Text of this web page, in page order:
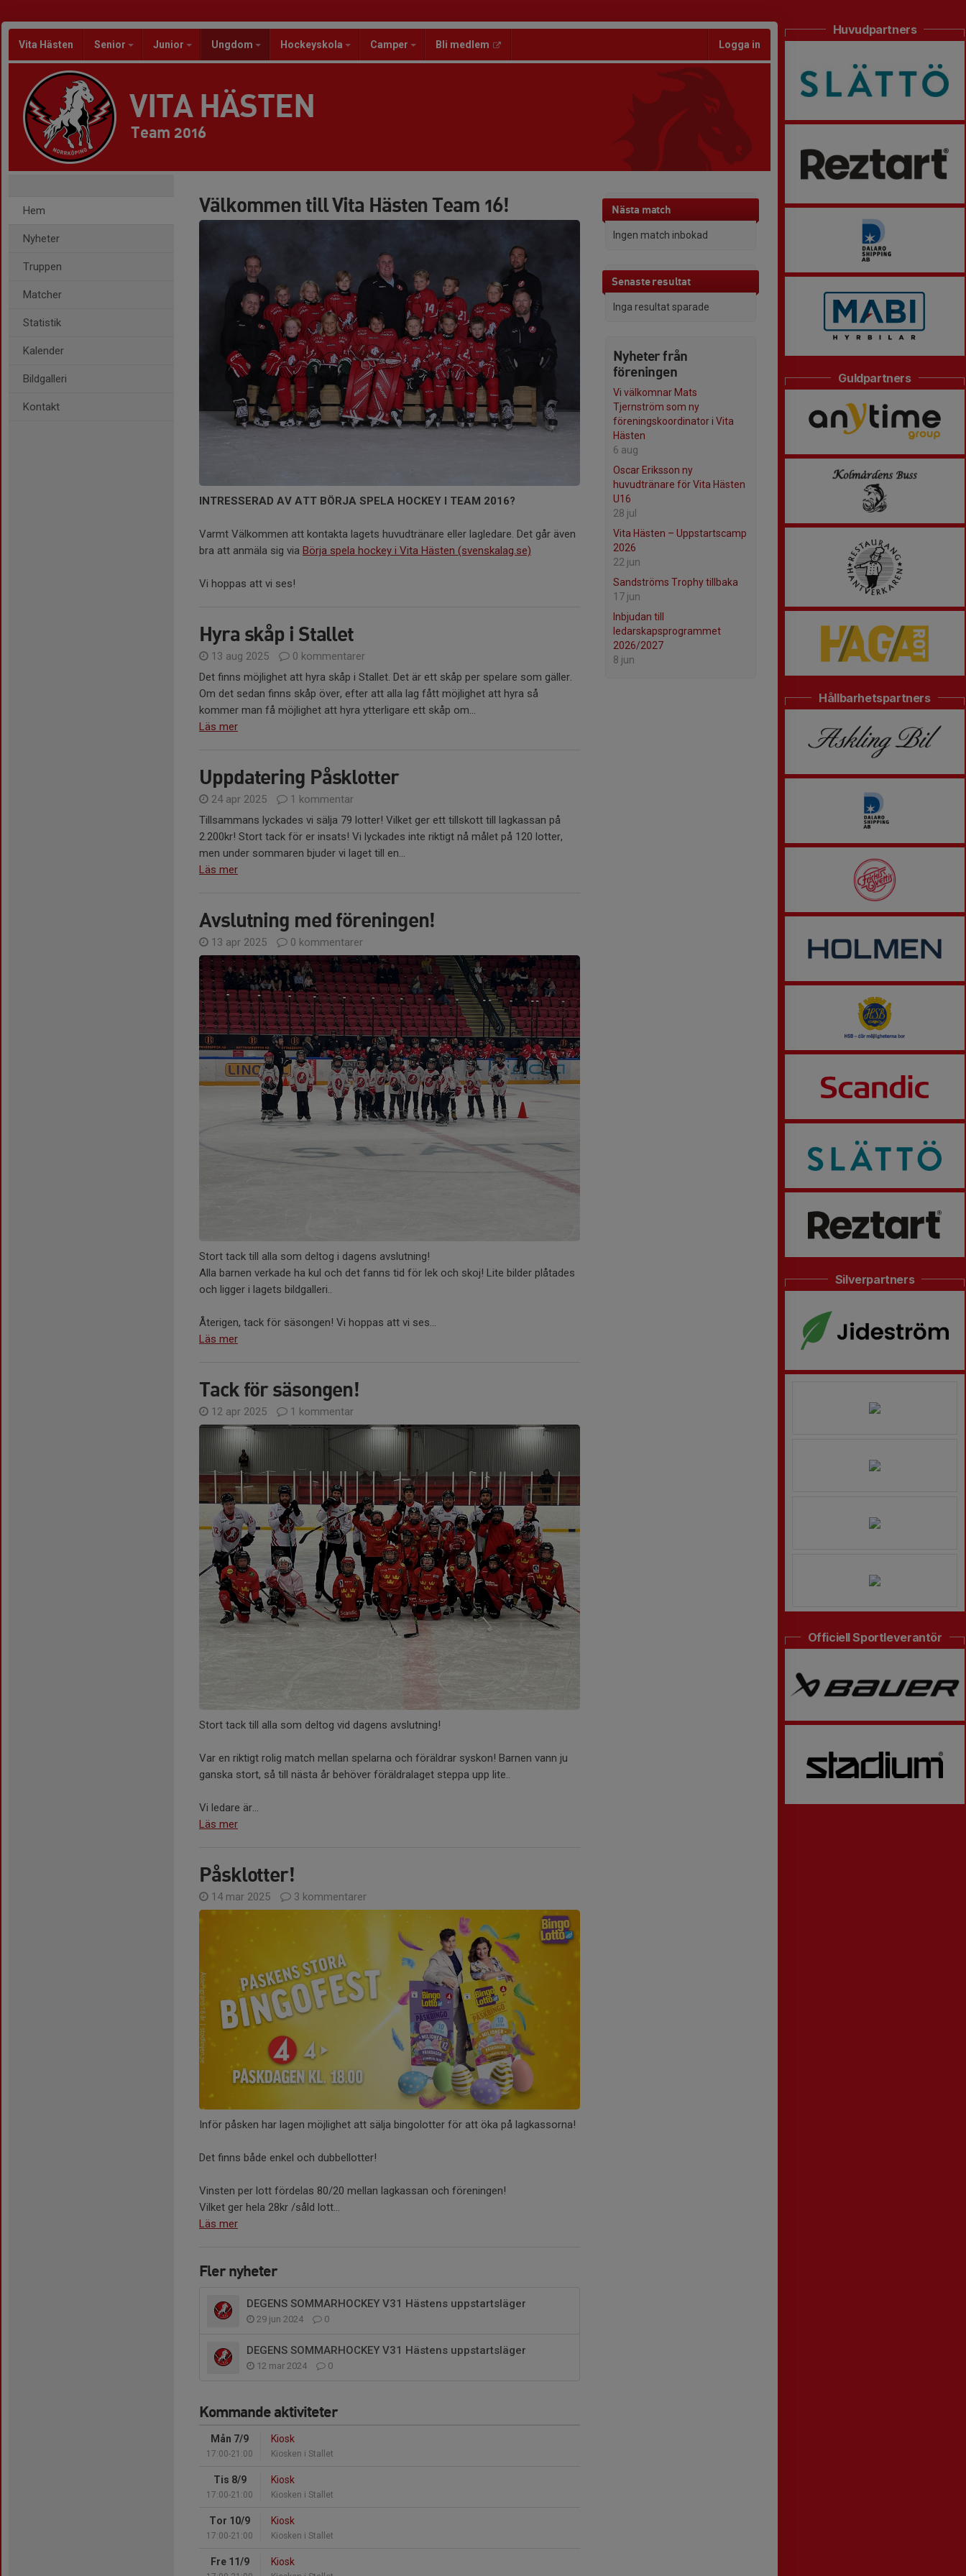
Vita Hästen Senior Junior Ungdom Hockeyskola Camper Bli medlem Logga in
VITA HÄSTEN
Team 2016
Hem
Nyheter
Truppen
Matcher
Statistik
Kalender
Bildgalleri
Kontakt
Nästa match
Ingen match inbokad
Senaste resultat
Inga resultat sparade
Nyheter från
föreningen
Vi välkomnar Mats
Tjernström som ny
föreningskoordinator i Vita
Hästen
6 aug
Oscar Eriksson ny
huvudtränare för Vita Hästen
U16
28 jul
Vita Hästen – Uppstartscamp
2026
22 jun
Sandströms Trophy tillbaka
17 jun
Inbjudan till
ledarskapsprogrammet
2026/2027
8 jun
Välkommen till Vita Hästen Team 16!
INTRESSERAD AV ATT BÖRJA SPELA HOCKEY I TEAM 2016?
Varmt Välkommen att kontakta lagets huvudtränare eller lagledare. Det går även
bra att anmäla sig via Börja spela hockey i Vita Hästen (svenskalag.se)
Vi hoppas att vi ses!
Hyra skåp i Stallet
13 aug 2025
0 kommentarer
Det finns möjlighet att hyra skåp i Stallet. Det är ett skåp per spelare som gäller.
Om det sedan finns skåp över, efter att alla lag fått möjlighet att hyra så
kommer man få möjlighet att hyra ytterligare ett skåp om...
Läs mer
Uppdatering Påsklotter
24 apr 2025
1 kommentar
Tillsammans lyckades vi sälja 79 lotter! Vilket ger ett tillskott till lagkassan på
2.200kr! Stort tack för er insats! Vi lyckades inte riktigt nå målet på 120 lotter,
men under sommaren bjuder vi laget till en...
Läs mer
Avslutning med föreningen!
13 apr 2025 0 kommentarer
Stort tack till alla som deltog i dagens avslutning!
Alla barnen verkade ha kul och det fanns tid för lek och skoj! Lite bilder plåtades
och ligger i lagets bildgalleri..
Återigen, tack för säsongen! Vi hoppas att vi ses...
Läs mer
Tack för säsongen!
12 apr 2025 1 kommentar
Stort tack till alla som deltog vid dagens avslutning!
Var en riktigt rolig match mellan spelarna och föräldrar syskon! Barnen vann ju
ganska stort, så till nästa år behöver föräldralaget steppa upp lite..
Vi ledare är...
Läs mer
Påsklotter!
14 mar 2025 3 kommentarer
Inför påsken har lagen möjlighet att sälja bingolotter för att öka på lagkassorna!
Det finns både enkel och dubbellotter!
Vinsten per lott fördelas 80/20 mellan lagkassan och föreningen!
Vilket ger hela 28kr /såld lott...
Läs mer
Fler nyheter
DEGENS SOMMARHOCKEY V31 Hästens uppstartsläger
29 jun 2024 0
DEGENS SOMMARHOCKEY V31 Hästens uppstartsläger
12 mar 2024 0
Kommande aktiviteter
Mån 7/9
17:00-21:00
Kiosk
Kiosken i Stallet
Tis 8/9
17:00-21:00
Kiosk
Kiosken i Stallet
Tor 10/9
17:00-21:00
Kiosk
Kiosken i Stallet
Fre 11/9 Kiosk
Huvudpartners
Guldpartners
Hållbarhetspartners
Silverpartners
Officiell Sportleverantör